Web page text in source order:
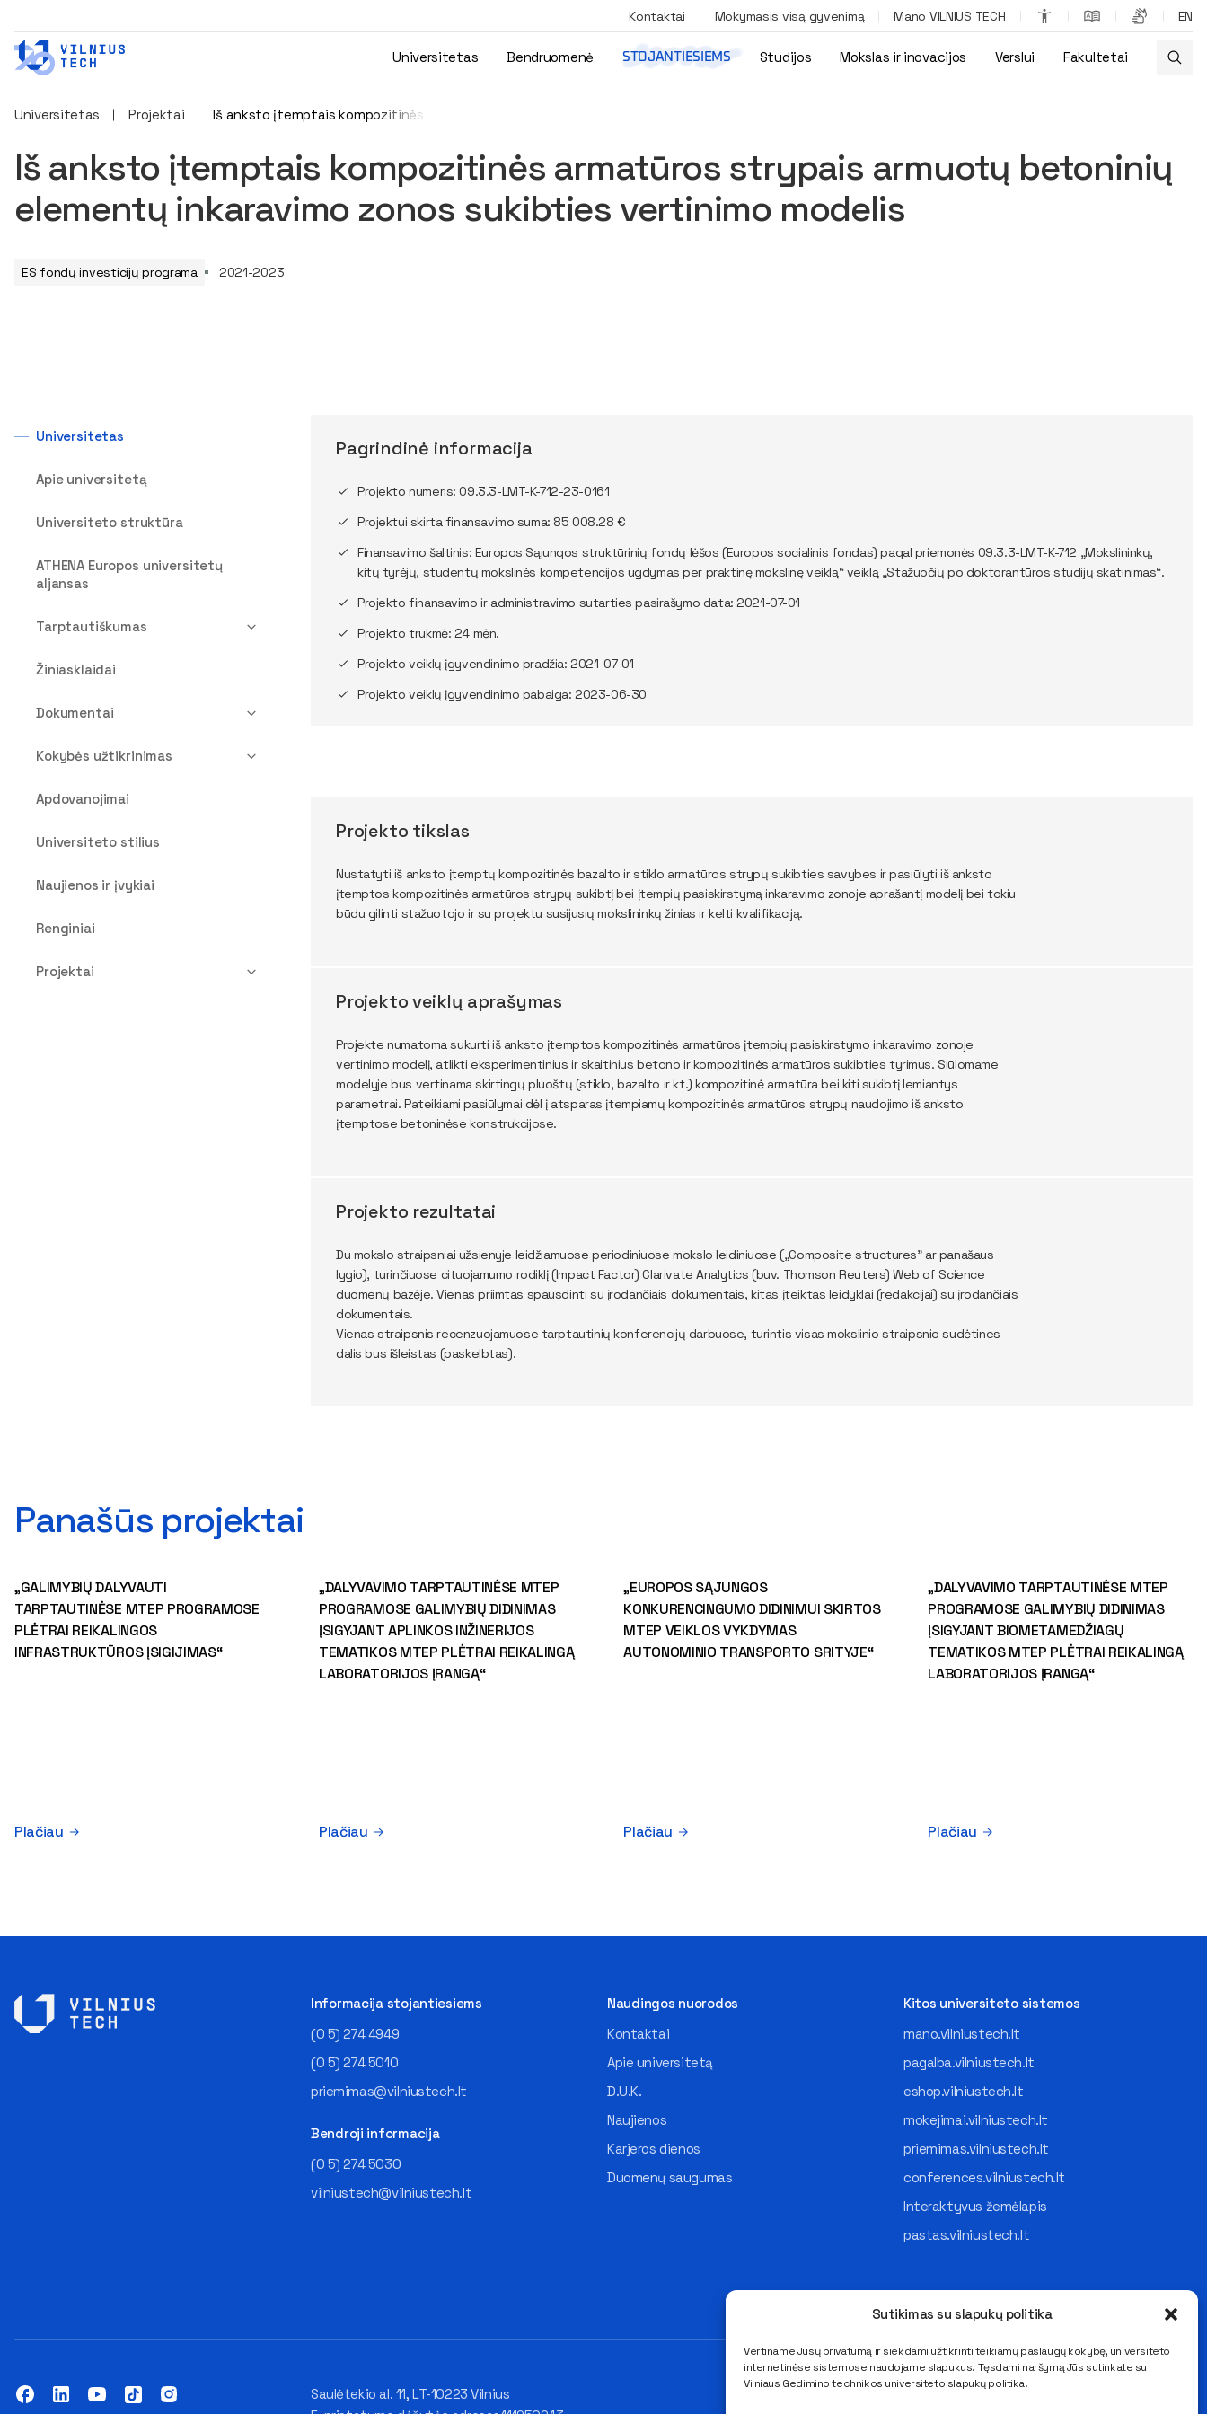
Sutikimas su slapukų politika
Vertiname Jūsų privatumą ir siekdami užtikrinti teikiamų paslaugų kokybę, universiteto
internetinėse sistemose naudojame slapukus. Tęsdami naršymą Jūs sutinkate su
Vilniaus Gedimino technikos universiteto slapukų politika.
Kontaktai Mokymasis visą gyvenimą Mano VILNIUS TECH EN
Universitetas Bendruomenė STOJANTIESIEMS Studijos Mokslas ir inovacijos Verslui Fakultetai
Universitetas Projektai Iš anksto įtemptais kompozitinės armatūros strypais armuotų betoninių elementų inkaravimo zonos sukibties vertinimo modelis
Iš anksto įtemptais kompozitinės armatūros strypais armuotų betoninių
elementų inkaravimo zonos sukibties vertinimo modelis
ES fondų investicijų programa 2021-2023
Universitetas
Apie universitetą
Universiteto struktūra
ATHENA Europos universitetų
aljansas
Tarptautiškumas
Žiniasklaidai
Dokumentai
Kokybės užtikrinimas
Apdovanojimai
Universiteto stilius
Naujienos ir įvykiai
Renginiai
Projektai
Pagrindinė informacija
Projekto numeris: 09.3.3-LMT-K-712-23-0161
Projektui skirta finansavimo suma: 85 008.28 €
Finansavimo šaltinis: Europos Sąjungos struktūrinių fondų lėšos (Europos socialinis fondas) pagal priemonės 09.3.3-LMT-K-712 „Mokslininkų,
kitų tyrėjų, studentų mokslinės kompetencijos ugdymas per praktinę mokslinę veiklą“ veiklą „Stažuočių po doktorantūros studijų skatinimas“.
Projekto finansavimo ir administravimo sutarties pasirašymo data: 2021-07-01
Projekto trukmė: 24 mėn.
Projekto veiklų įgyvendinimo pradžia: 2021-07-01
Projekto veiklų įgyvendinimo pabaiga: 2023-06-30
Projekto tikslas
Nustatyti iš anksto įtemptų kompozitinės bazalto ir stiklo armatūros strypų sukibties savybes ir pasiūlyti iš anksto
įtemptos kompozitinės armatūros strypų sukibtį bei įtempių pasiskirstymą inkaravimo zonoje aprašantį modelį bei tokiu
būdu gilinti stažuotojo ir su projektu susijusių mokslininkų žinias ir kelti kvalifikaciją.
Projekto veiklų aprašymas
Projekte numatoma sukurti iš anksto įtemptos kompozitinės armatūros įtempių pasiskirstymo inkaravimo zonoje
vertinimo modelį, atlikti eksperimentinius ir skaitinius betono ir kompozitinės armatūros sukibties tyrimus. Siūlomame
modelyje bus vertinama skirtingų pluoštų (stiklo, bazalto ir kt.) kompozitinė armatūra bei kiti sukibtį lemiantys
parametrai. Pateikiami pasiūlymai dėl į atsparas įtempiamų kompozitinės armatūros strypų naudojimo iš anksto
įtemptose betoninėse konstrukcijose.
Projekto rezultatai
Du mokslo straipsniai užsienyje leidžiamuose periodiniuose mokslo leidiniuose („Composite structures” ar panašaus
lygio), turinčiuose cituojamumo rodiklį (Impact Factor) Clarivate Analytics (buv. Thomson Reuters) Web of Science
duomenų bazėje. Vienas priimtas spausdinti su įrodančiais dokumentais, kitas įteiktas leidyklai (redakcijai) su įrodančiais
dokumentais.
Vienas straipsnis recenzuojamuose tarptautinių konferencijų darbuose, turintis visas mokslinio straipsnio sudėtines
dalis bus išleistas (paskelbtas).
Panašūs projektai
„GALIMYBIŲ DALYVAUTI
TARPTAUTINĖSE MTEP PROGRAMOSE
PLĖTRAI REIKALINGOS
INFRASTRUKTŪROS ĮSIGIJIMAS“
Plačiau
„DALYVAVIMO TARPTAUTINĖSE MTEP
PROGRAMOSE GALIMYBIŲ DIDINIMAS
ĮSIGYJANT APLINKOS INŽINERIJOS
TEMATIKOS MTEP PLĖTRAI REIKALINGĄ
LABORATORIJOS ĮRANGĄ“
Plačiau
„EUROPOS SĄJUNGOS
KONKURENCINGUMO DIDINIMUI SKIRTOS
MTEP VEIKLOS VYKDYMAS
AUTONOMINIO TRANSPORTO SRITYJE“
Plačiau
„DALYVAVIMO TARPTAUTINĖSE MTEP
PROGRAMOSE GALIMYBIŲ DIDINIMAS
ĮSIGYJANT BIOMETAMEDŽIAGŲ
TEMATIKOS MTEP PLĖTRAI REIKALINGĄ
LABORATORIJOS ĮRANGĄ“
Plačiau
Informacija stojantiesiems
(0 5) 274 4949
(0 5) 274 5010
priemimas@vilniustech.lt
Bendroji informacija
(0 5) 274 5030
vilniustech@vilniustech.lt
Naudingos nuorodos
Kontaktai
Apie universitetą
D.U.K.
Naujienos
Karjeros dienos
Duomenų saugumas
Kitos universiteto sistemos
mano.vilniustech.lt
pagalba.vilniustech.lt
eshop.vilniustech.lt
mokejimai.vilniustech.lt
priemimas.vilniustech.lt
conferences.vilniustech.lt
Interaktyvus žemėlapis
pastas.vilniustech.lt
Saulėtekio al. 11, LT-10223 Vilnius